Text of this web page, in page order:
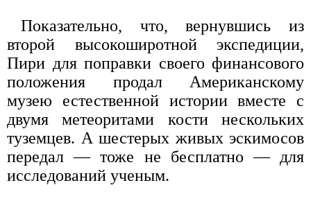
Показательно, что, вернувшись из
второй высокоширотной экспедиции,
Пири для поправки своего финансового
положения продал Американскому
музею естественной истории вместе с
двумя метеоритами кости нескольких
туземцев. А шестерых живых эскимосов
передал — тоже не бесплатно — для
исследований ученым.